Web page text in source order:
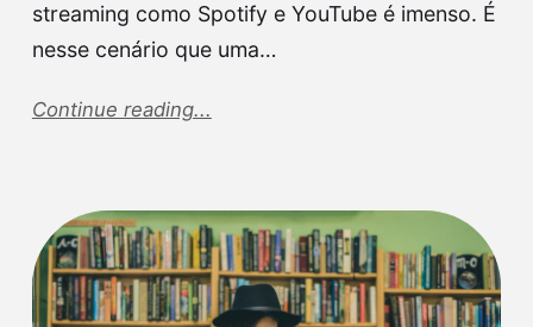
streaming como Spotify e YouTube é imenso. É
nesse cenário que uma…
Continue reading...